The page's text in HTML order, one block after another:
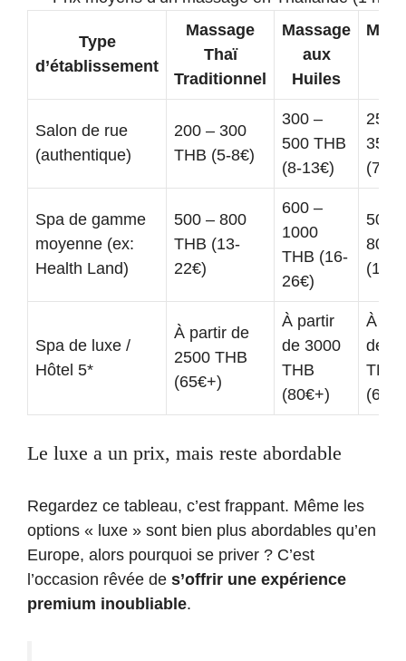
Type
d’établissement
Massage
Thaï
Traditionnel
Massage
aux
Huiles
Salon de rue
(authentique)
200 – 300
THB (5-8€)
300 –
500 THB
(8-13€)
250 –
350
(7-
Spa de gamme
moyenne (ex:
Health Land)
500 – 800
THB (13-
22€)
600 –
1000
THB (16-
26€)
500 –
800
(13-
Spa de luxe /
Hôtel 5*
À partir de
2500 THB
(65€+)
À partir
de 3000
THB
(80€+)
À
de
THB
Le luxe a un prix, mais reste abordable
Regardez ce tableau, c’est frappant. Même les
options « luxe » sont bien plus abordables qu’en
Europe, alors pourquoi se priver ? C’est
l’occasion rêvée de s’offrir une expérience
premium inoubliable.